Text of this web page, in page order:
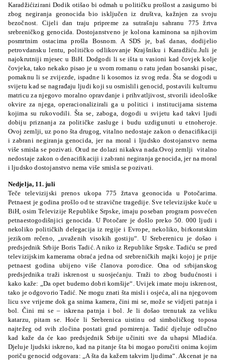
Karadžićizirani Dodik otišao bi odmah u političku prošlost a zasigurno bi
zbog negiranja geonocida bio isključen iz društva, kažnjen za svoju
bezočnost. Cijeli dan traju pripreme za sutrašnju sahranu 775 žrtva
srebreničkog genocida. Dostojanstveno je kolona kaminona sa njihovim
posmrtnim ostacima prošla Bosnom. A SDS je, baš danas, dodijelio
petrovdansku lentu, političko odlikovanje Krajšniku i Karadžiću.Juli je
najokrutniji mjesec u BiH. Dodgodi li se išta u vasioni kad čovjek kolje
čovjeka, tako nekako pisao je u svom romanu o ratu jedan bosanski pisac,
pomaknu li se zvijezde, ispadne li kosomos iz svog reda. Šta se dogodi u
svijetu kad se nagrađaju ljudi koji su osmislili genocid, postavili kulturnu
matricu za njegovo moralno opravdanje i prihvatljivost, stvorili ideološke
okvire za njega, operacionalizirali ga u politici i institucijama sistema
kojima su rukovodili. Šta se, zaboga, dogodi u svijetu kad takvi ljudi
dobiju priznanja za političke zasluge i budu uzdigunuti u etnoheroje.
Ovoj zemlji, uz pono šta drugog, vitalno nedostaje zakon o denacifikaciji
i zabrani negiranja genocida, jer na moral i ljudsko dostojanstvo nema
više smisla se pozivati. Otud ne dolazi nikakva nada.Ovoj zemlji vitalno
nedostaje zakon o denacifikaciji i zabrani negiranja genocida, jer na moral
i ljudsko dostojanstvo nema više smisla se pozivati.
Nedjelja, 11. juli
Teče televizijski prenos ukopa 775 žrtava geonocida u Potočarima.
Petnaest je godina prošlo od te stravične tragedije. Sve televizijske kuće u
BiH, osim Televizije Republike Srpske, imaju poseban program posvećen
petnaestogodišnjici genocida. U Potočare je došlo preko 50. 000 ljudi i
nekoliko političkih delegacija iz regije i Evrope, nekoliko, birkoratskim
jezikom rečeno, „uvaženih visokih gostiju“. U Sreberenicu je došao i
predsjednik Srbije Boris Tadić. A niko iz Republike Srpske. Tadiću se pred
televizijskim kamerama obraća jedna od srebreničkih majki kojoj je prije
petnaest godina ubijeno više članova porodice. Ona od srbijanskog
predsjednika traži iskrenost u suosjećanju. Traži to zbog budućnosti i
kako kaže: „Da opet budemo dobri komšije“. Uvijek imate moju iskrenost,
tako je odgovorio Tadić. Ne mogu znati šta misli i osjeća, ali na njegovom
licu sve vrijeme dok ga snima kamera, čini mi se, može se vidjeti patnja i
bol. Čini mi se – iskrena patnja i bol. Je li došao trenutak za veliku
katarzu, pitam se. Hoće li Srebrenica uistinu od simboličkog toposa
najtežeg od svih zločina postati grad pomirenja. Tadić djeluje odlučno
kad kaže da će kao predsjednik Srbije učiniti sve da uhapsi Mladića.
Djeluje ljudski iskreno, kad na pitanje šta bi mogao poručiti onima kojim
poriču genocid odgovara: „A šta da kažem takvim ljudima“. Akcenat je na